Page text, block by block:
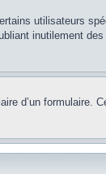
utilisateurs
inutilement
d’un formulaire.